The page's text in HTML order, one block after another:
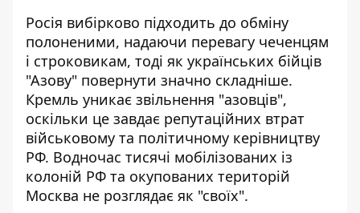
Росія вибірково підходить до обміну
полоненими, надаючи перевагу чеченцям
і строковикам, тоді як українських бійців
"Азову" повернути значно складніше.
Кремль уникає звільнення "азовців",
оскільки це завдає репутаційних втрат
військовому та політичному керівництву
РФ. Водночас тисячі мобілізованих із
колоній РФ та окупованих територій
Москва не розглядає як "своїх".